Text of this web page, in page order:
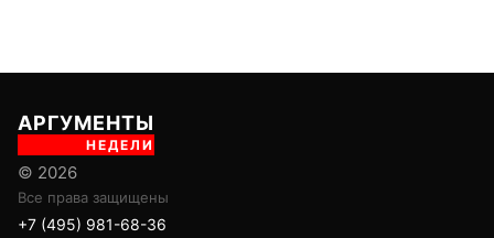
АРГУМЕНТЫ
НЕДЕЛИ
© 2026
Все права защищены
+7 (495) 981-68-36